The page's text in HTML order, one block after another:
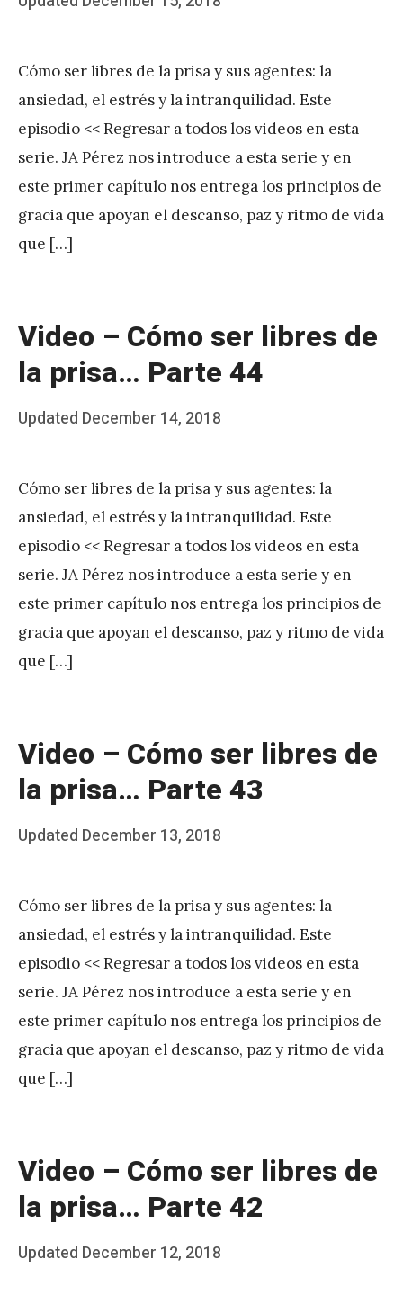
b
J
A
P
é
r
e
z
Cómo ser libres de la prisa y sus agentes: la
ansiedad, el estrés y la intranquilidad. Este
episodio << Regresar a todos los videos en esta
serie. JA Pérez nos introduce a esta serie y en
este primer capítulo nos entrega los principios de
gracia que apoyan el descanso, paz y ritmo de vida
que […]
Video – Cómo ser libres de
la prisa… Parte 44
Posted
Updated December 14, 2018
b
J
A
P
é
r
e
z
Cómo ser libres de la prisa y sus agentes: la
ansiedad, el estrés y la intranquilidad. Este
episodio << Regresar a todos los videos en esta
serie. JA Pérez nos introduce a esta serie y en
este primer capítulo nos entrega los principios de
gracia que apoyan el descanso, paz y ritmo de vida
que […]
Video – Cómo ser libres de
la prisa… Parte 43
Posted
Updated December 13, 2018
b
J
A
P
é
r
e
z
Cómo ser libres de la prisa y sus agentes: la
ansiedad, el estrés y la intranquilidad. Este
episodio << Regresar a todos los videos en esta
serie. JA Pérez nos introduce a esta serie y en
este primer capítulo nos entrega los principios de
gracia que apoyan el descanso, paz y ritmo de vida
que […]
Video – Cómo ser libres de
la prisa… Parte 42
Posted
Updated December 12, 2018
b